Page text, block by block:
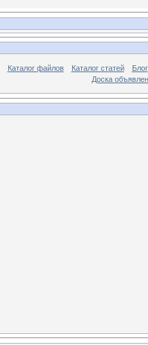
Каталог файлов Каталог статей
Блог
Доска